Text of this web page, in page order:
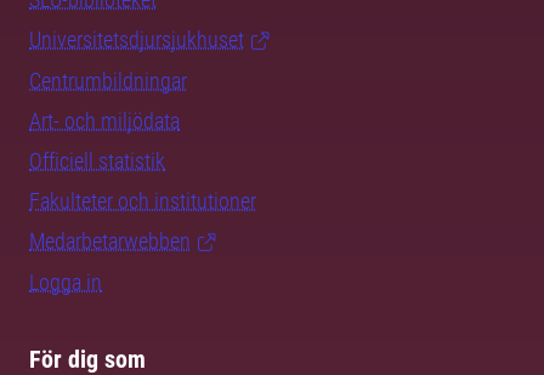
Universitetsdjursjukhuset
Centrumbildningar
Art- och miljödata
Officiell statistik
Fakulteter och institutioner
Medarbetarwebben
Logga in
För dig som